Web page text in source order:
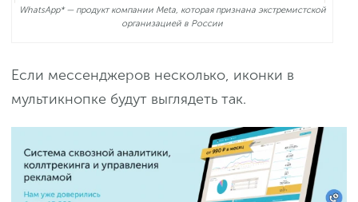
WhatsApp* — продукт компании Meta, которая признана экстремистской
организацией в России
Если мессенджеров несколько, иконки в
мультикнопке будут выглядеть так.